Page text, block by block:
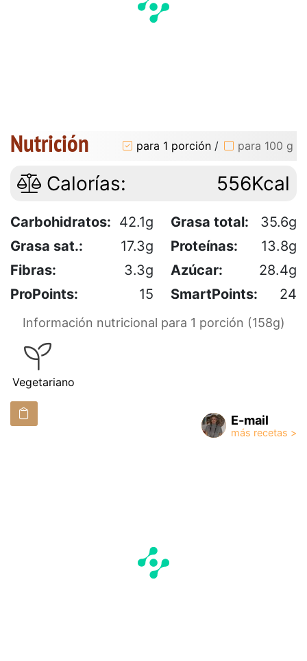
Nutrición para 1 porción / para 100 g
Calorías: 556Kcal
Carbohidratos: 42.1g Grasa total:
35.6g
Grasa sat.:
17.3g Proteínas:
13.8g
Fibras:
3.3g Azúcar:
28.4g
ProPoints:
15 SmartPoints: 24
Información nutricional para 1 porción (158g)
Vegetariano
E-mail